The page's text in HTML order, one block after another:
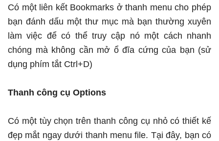
Có một liên kết Bookmarks ở thanh menu cho phép
bạn đánh dấu một thư mục mà bạn thường xuyên
làm việc để có thể truy cập nó một cách nhanh
chóng mà không cần mở ổ đĩa cứng của bạn (sử
dụng phím tắt Ctrl+D)
Thanh công cụ Options
Có một tùy chọn trên thanh công cụ nhỏ có thiết kế
đẹp mắt ngay dưới thanh menu file. Tại đây, bạn có